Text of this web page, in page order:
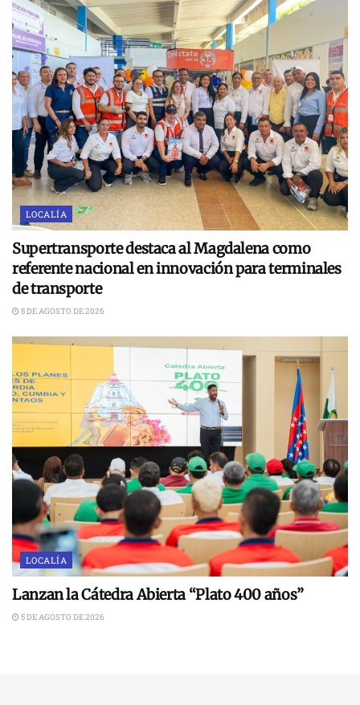
LOCALÍA
Supertransporte destaca al Magdalena como
referente nacional en innovación para terminales
de transporte
5 DE AGOSTO DE 2026
LOCALÍA
Lanzan la Cátedra Abierta “Plato 400 años”
5 DE AGOSTO DE 2026